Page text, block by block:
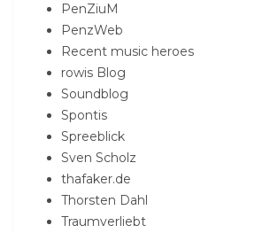
PenZiuM
PenzWeb
Recent music heroes
rowis Blog
Soundblog
Spontis
Spreeblick
Sven Scholz
thafaker.de
Thorsten Dahl
Traumverliebt